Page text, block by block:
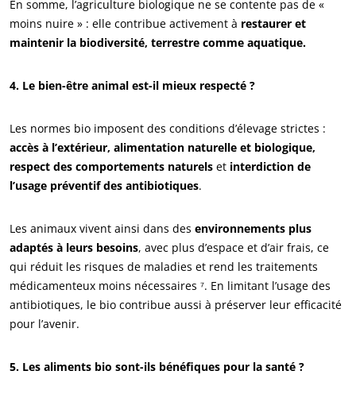
En somme, l’agriculture biologique ne se contente pas de «
moins nuire » : elle contribue activement à restaurer et
maintenir la biodiversité, terrestre comme aquatique.
4. Le bien-être animal est-il mieux respecté ?
Les normes bio imposent des conditions d’élevage strictes :
accès à l’extérieur, alimentation naturelle et biologique,
respect des comportements naturels et interdiction de
l’usage préventif des antibiotiques.
Les animaux vivent ainsi dans des environnements plus
adaptés à leurs besoins, avec plus d’espace et d’air frais, ce
qui réduit les risques de maladies et rend les traitements
médicamenteux moins nécessaires ⁷. En limitant l’usage des
antibiotiques, le bio contribue aussi à préserver leur efficacité
pour l’avenir.
5. Les aliments bio sont-ils bénéfiques pour la santé ?